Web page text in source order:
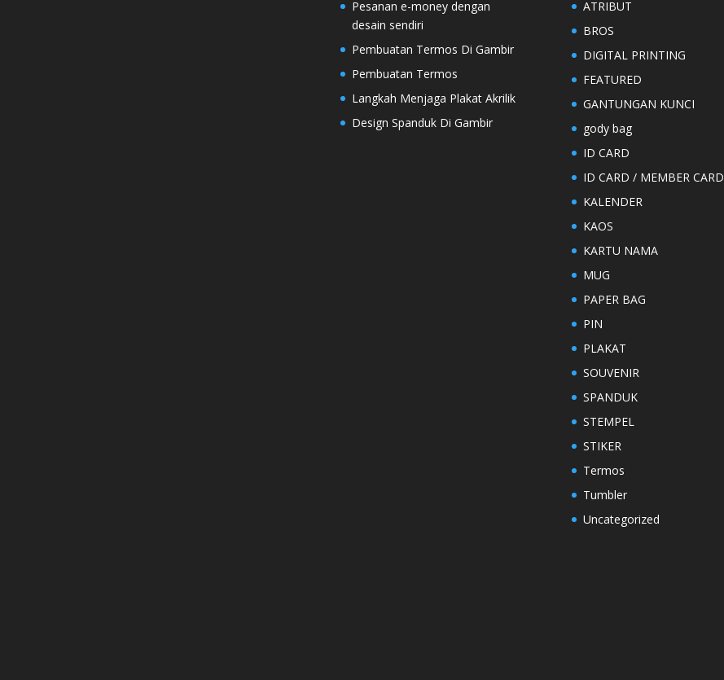
Pesanan e-money dengan
desain sendiri
Pembuatan Termos Di Gambir
Pembuatan Termos
Langkah Menjaga Plakat Akrilik
Design Spanduk Di Gambir
ATRIBUT
BROS
DIGITAL PRINTING
FEATURED
GANTUNGAN KUNCI
gody bag
ID CARD
ID CARD / MEMBER CARD
KALENDER
KAOS
KARTU NAMA
MUG
PAPER BAG
PIN
PLAKAT
SOUVENIR
SPANDUK
STEMPEL
STIKER
Termos
Tumbler
Uncategorized